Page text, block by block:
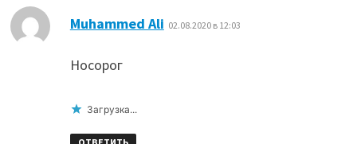
Muhammed Ali 02.08.2020 в 12:03
Носорог
Загрузка...